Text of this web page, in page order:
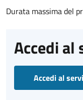
Durata massima del
Accedi al
Accedi al